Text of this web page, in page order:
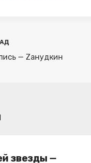
— Zанудкин
звезды —